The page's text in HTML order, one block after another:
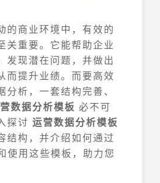
的商业环境中，有效的
关重要。它能帮助企业
发现潜在问题，并做出
而提升业绩。而要高效
分析，一套结构完善、
数据分析模板 必不可
探讨 运营数据分析模板
结构，并介绍如何通过
使用这些模板，助力您